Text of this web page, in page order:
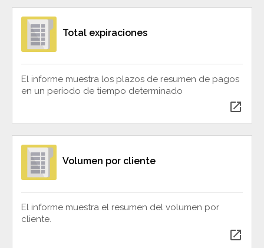
Total expiraciones
El informe muestra los plazos de resumen de pagos
en un período de tiempo determinado
open_in_new
Volumen por cliente
El informe muestra el resumen del volumen por
cliente.
open_in_new